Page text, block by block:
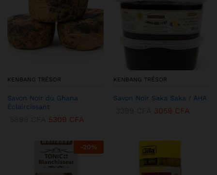
KENBANG TRÉSOR
Savon Noir du Ghana
Éclaircissant
5309 CFA
KENBANG TRÉSOR
Savon Noir Saka Saka / AHA
3059 CFA
-20%